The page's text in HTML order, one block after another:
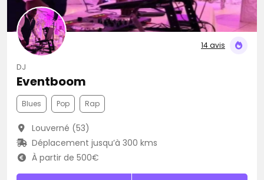
14 avis
DJ
Eventboom
Blues Pop Rap
Louverné (53)
Déplacement jusqu’à 300 kms
À partir de 500€